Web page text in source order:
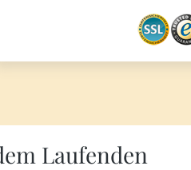
Laufenden